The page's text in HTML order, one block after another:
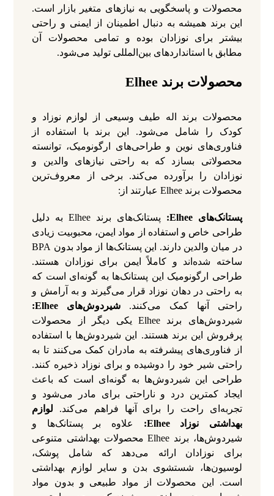
محصولات و پاسخگویی به نیازهای متغیر بازار است.
این برند همیشه به دنبال اطمینان از ایمنی و راحتی
بیشتر برای نوزادان بوده و تمامی محصولات آن
مطابق با استانداردهای بین‌المللی تولید می‌شود.
محصولات برند Elhee
محصولات برند اله طیف وسیعی از لوازم نوزاد و
کودک را شامل می‌شود. این برند با استفاده از
فناوری‌های نوین و طراحی‌های ارگونومیک، توانسته
محصولاتی بسازد که به راحتی نیازهای والدین و
نوزادان را برآورده می‌کند. برخی از معروف‌ترین
محصولات برند Elhee عبارتند از:
پستانک‌های Elhee:
پستانک‌های برند Elhee به دلیل
طراحی خاص و استفاده از مواد ایمن، محبوبیت زیادی
در میان والدین دارند. این پستانک‌ها از مواد بدون BPA
ساخته شده‌اند و کاملاً ایمن برای نوزادان هستند.
طراحی ارگونومیک این پستانک‌ها به گونه‌ای است که
به راحتی در دهان نوزاد قرار می‌گیرند و به آرامش و
راحتی آنها کمک می‌کنند.
شیردوش‌های Elhee:
شیردوش‌های برند Elhee یکی دیگر از محصولات
پرفروش این برند هستند. این شیردوش‌ها با استفاده
از فناوری‌های پیشرفته به مادران کمک می‌کنند تا به
راحتی شیر خود را دوشیده و برای نوزاد ذخیره کنند.
طراحی این شیردوش‌ها به گونه‌ای است که باعث
ایجاد کمترین درد و ناراحتی برای مادر می‌شود و
تجربه‌ای راحت را برای آنها فراهم می‌کند.
لوازم
بهداشتی نوزاد Elhee:
علاوه بر پستانک‌ها و
شیردوش‌ها، برند Elhee محصولات بهداشتی متنوعی
برای نوزادان ارائه می‌دهد که شامل پوشک،
لوسیون‌ها، شستشوی بدن و سایر لوازم بهداشتی
است. این محصولات از مواد طبیعی و بدون مواد